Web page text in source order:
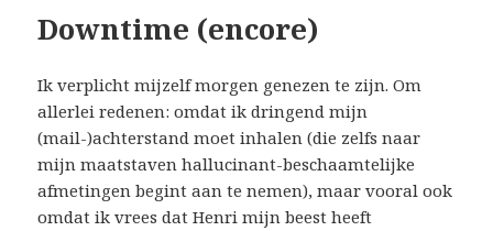
Downtime (encore)
Ik verplicht mijzelf morgen genezen te zijn. Om
allerlei redenen: omdat ik dringend mijn
(mail-)achterstand moet inhalen (die zelfs naar
mijn maatstaven hallucinant-beschaamtelijke
afmetingen begint aan te nemen), maar vooral ook
omdat ik vrees dat Henri mijn beest heeft